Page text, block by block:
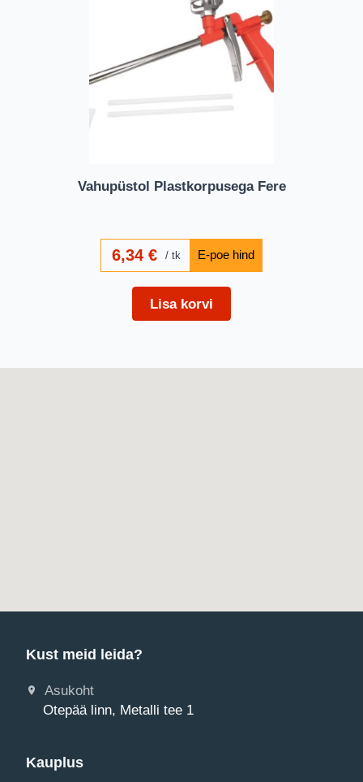
Vahupüstol Plastkorpusega Fere
6,34€ tk
Lisa korvi
Kust meid leida?
Asukoht
Otepää linn, Metalli tee 1
Kauplus